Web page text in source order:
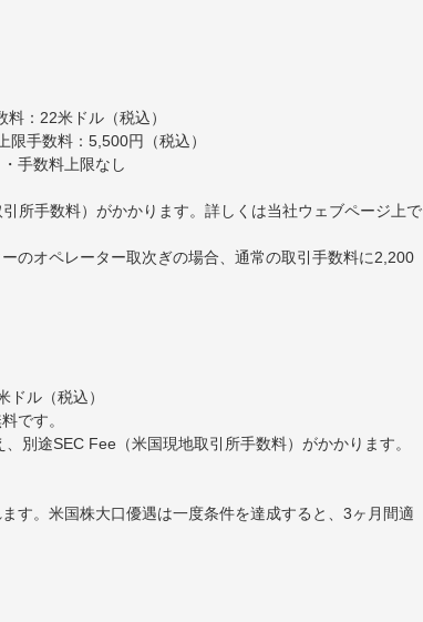
：22米ドル（税込）
手数料：5,500円（税込）
手数料上限なし
所手数料）がかかります。詳しくは当社ウェブページ上で
のオペレーター取次ぎの場合、通常の取引手数料に2,200
ル（税込）
です。
別途SEC Fee（米国現地取引所手数料）がかかります。
す。米国株大口優遇は一度条件を達成すると、3ヶ月間適